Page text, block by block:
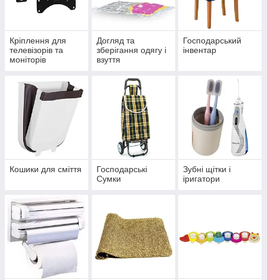
Кріплення для
телевізорів та
моніторів
Догляд та
зберігання одягу і
взуття
Господарський
інвентар
Кошики для сміття
Господарські
Сумки
Зубні щітки і
іригатори